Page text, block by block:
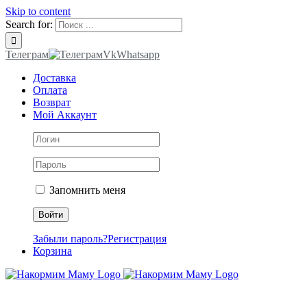
Skip to content
Search for:
Телеграм VkWhatsapp
Доставка
Оплата
Возврат
Мой Аккаунт
Запомнить меня
Забыли пароль?Регистрация
Корзина